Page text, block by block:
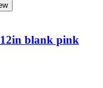
12in blank pink